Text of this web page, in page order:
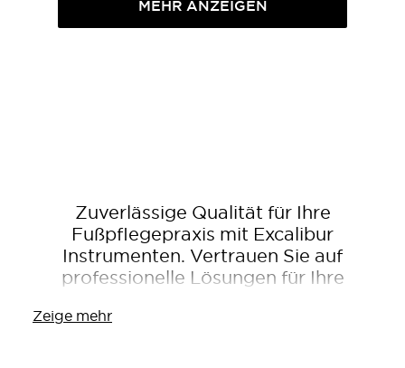
MEHR ANZEIGEN
Zuverlässige Qualität für Ihre
Fußpflegepraxis mit Excalibur
Instrumenten. Vertrauen Sie auf
professionelle Lösungen für Ihre
Zeige mehr